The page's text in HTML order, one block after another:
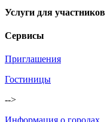
Услуги для участников
Сервисы
Приглашения
Гостиницы
-->